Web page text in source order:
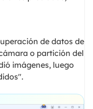
de datos de
o partición del
imágenes, luego